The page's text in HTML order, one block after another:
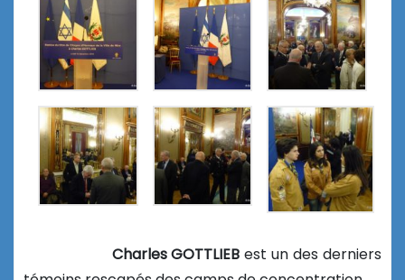
Charles GOTTLIEB est un des derniers